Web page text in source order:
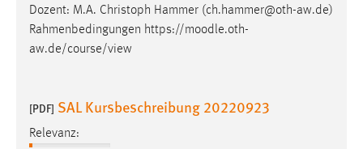
Dozent: M.A. Christoph Hammer (ch.hammer@oth-aw.de)
Rahmenbedingungen https://moodle.oth-
aw.de/course/view
[PDF] SAL Kursbeschreibung 20220923
Relevanz: